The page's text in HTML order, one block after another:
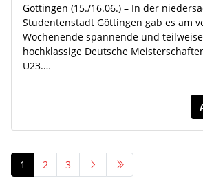
Göttingen (15./16.06.) – In der
Studentenstadt Göttingen gab es am
Wochenende spannende und
hochklassige Deutsche
U23.…
1 2 3